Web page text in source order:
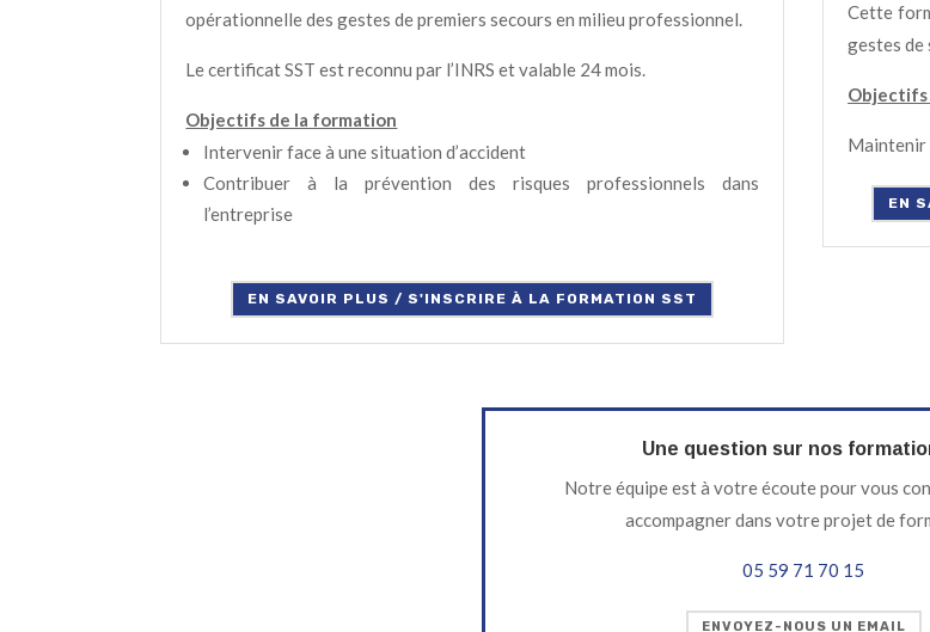
opérationnelle des gestes de premiers secours en milieu professionnel.
Le certificat SST est reconnu par l’INRS et valable 24 mois.
Objectifs de la formation
Intervenir face à une situation d’accident
Contribuer à la prévention des risques professionnels dans
l’entreprise
EN SAVOIR PLUS / S'INSCRIRE À LA FORMATION SST
Cette
gestes de
Objectifs
Maintenir
EN
Une question sur nos
Notre équipe est à votre écoute pour vous
accompagner dans votre projet de
05 59 71 70 15
ENVOYEZ-NOUS UN EMAIL